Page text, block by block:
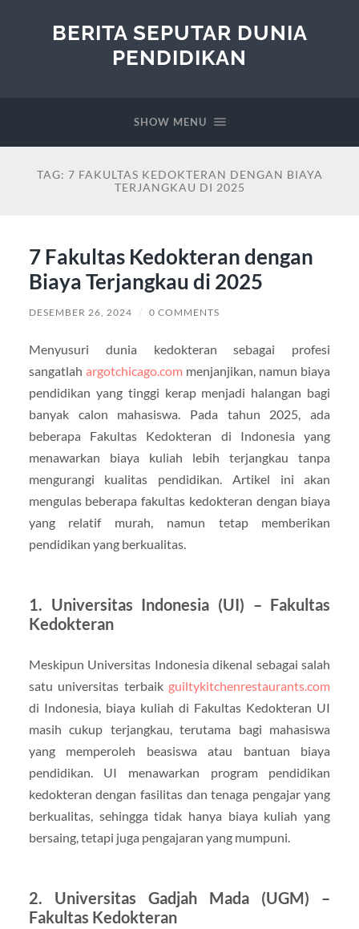
BERITA SEPUTAR DUNIA
PENDIDIKAN
SHOW MENU
TAG: 7 FAKULTAS KEDOKTERAN DENGAN BIAYA
TERJANGKAU DI 2025
7 Fakultas Kedokteran dengan
Biaya Terjangkau di 2025
DESEMBER 26, 2024 / 0 COMMENTS
Menyusuri dunia kedokteran sebagai profesi
sangatlah argotchicago.com menjanjikan, namun biaya
pendidikan yang tinggi kerap menjadi halangan bagi
banyak calon mahasiswa. Pada tahun 2025, ada
beberapa Fakultas Kedokteran di Indonesia yang
menawarkan biaya kuliah lebih terjangkau tanpa
mengurangi kualitas pendidikan. Artikel ini akan
mengulas beberapa fakultas kedokteran dengan biaya
yang relatif murah, namun tetap memberikan
pendidikan yang berkualitas.
1. Universitas Indonesia (UI) – Fakultas
Kedokteran
Meskipun Universitas Indonesia dikenal sebagai salah
satu universitas terbaik guiltykitchenrestaurants.com
di Indonesia, biaya kuliah di Fakultas Kedokteran UI
masih cukup terjangkau, terutama bagi mahasiswa
yang memperoleh beasiswa atau bantuan biaya
pendidikan. UI menawarkan program pendidikan
kedokteran dengan fasilitas dan tenaga pengajar yang
berkualitas, sehingga tidak hanya biaya kuliah yang
bersaing, tetapi juga pengajaran yang mumpuni.
2. Universitas Gadjah Mada (UGM) –
Fakultas Kedokteran